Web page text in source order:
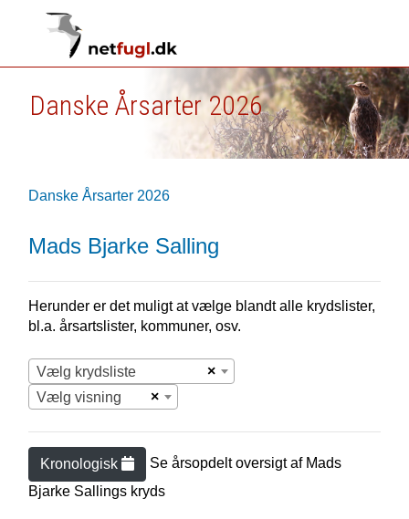
Danske Årsarter 2026
Danske Årsarter 2026
Mads Bjarke Salling
Herunder er det muligt at vælge blandt alle krydslister,
bl.a. årsartslister, kommuner, osv.
×
Vælg krydsliste
×
Vælg visning
Kronologisk Se årsopdelt oversigt af Mads
Bjarke Sallings kryds